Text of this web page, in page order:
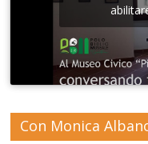
Con Monica